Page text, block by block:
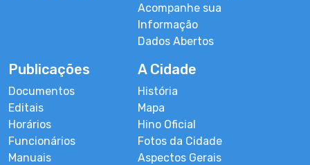
Acompanhe sua
Informação
Dados Abertos
Publicações
Documentos
Editais
Horários
Funcionários
Manuais
A Cidade
História
Mapa
Hino Oficial
Fotos da Cidade
Aspectos Gerais